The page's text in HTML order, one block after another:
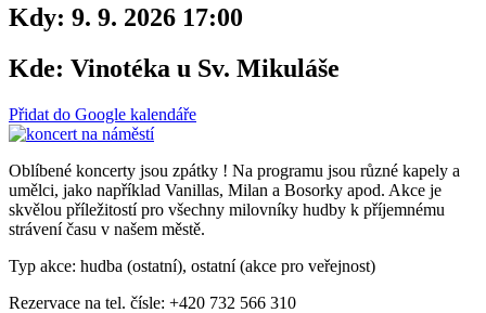
Kdy: 9. 9. 2026 17:00
Kde: Vinotéka u Sv. Mikuláše
Přidat do Google kalendáře
Oblíbené koncerty jsou zpátky ! Na programu jsou různé kapely a
umělci, jako například Vanillas, Milan a Bosorky apod. Akce je
skvělou příležitostí pro všechny milovníky hudby k příjemnému
strávení času v našem městě.
Typ akce: hudba (ostatní), ostatní (akce pro veřejnost)
Rezervace na tel. čísle: +420 732 566 310